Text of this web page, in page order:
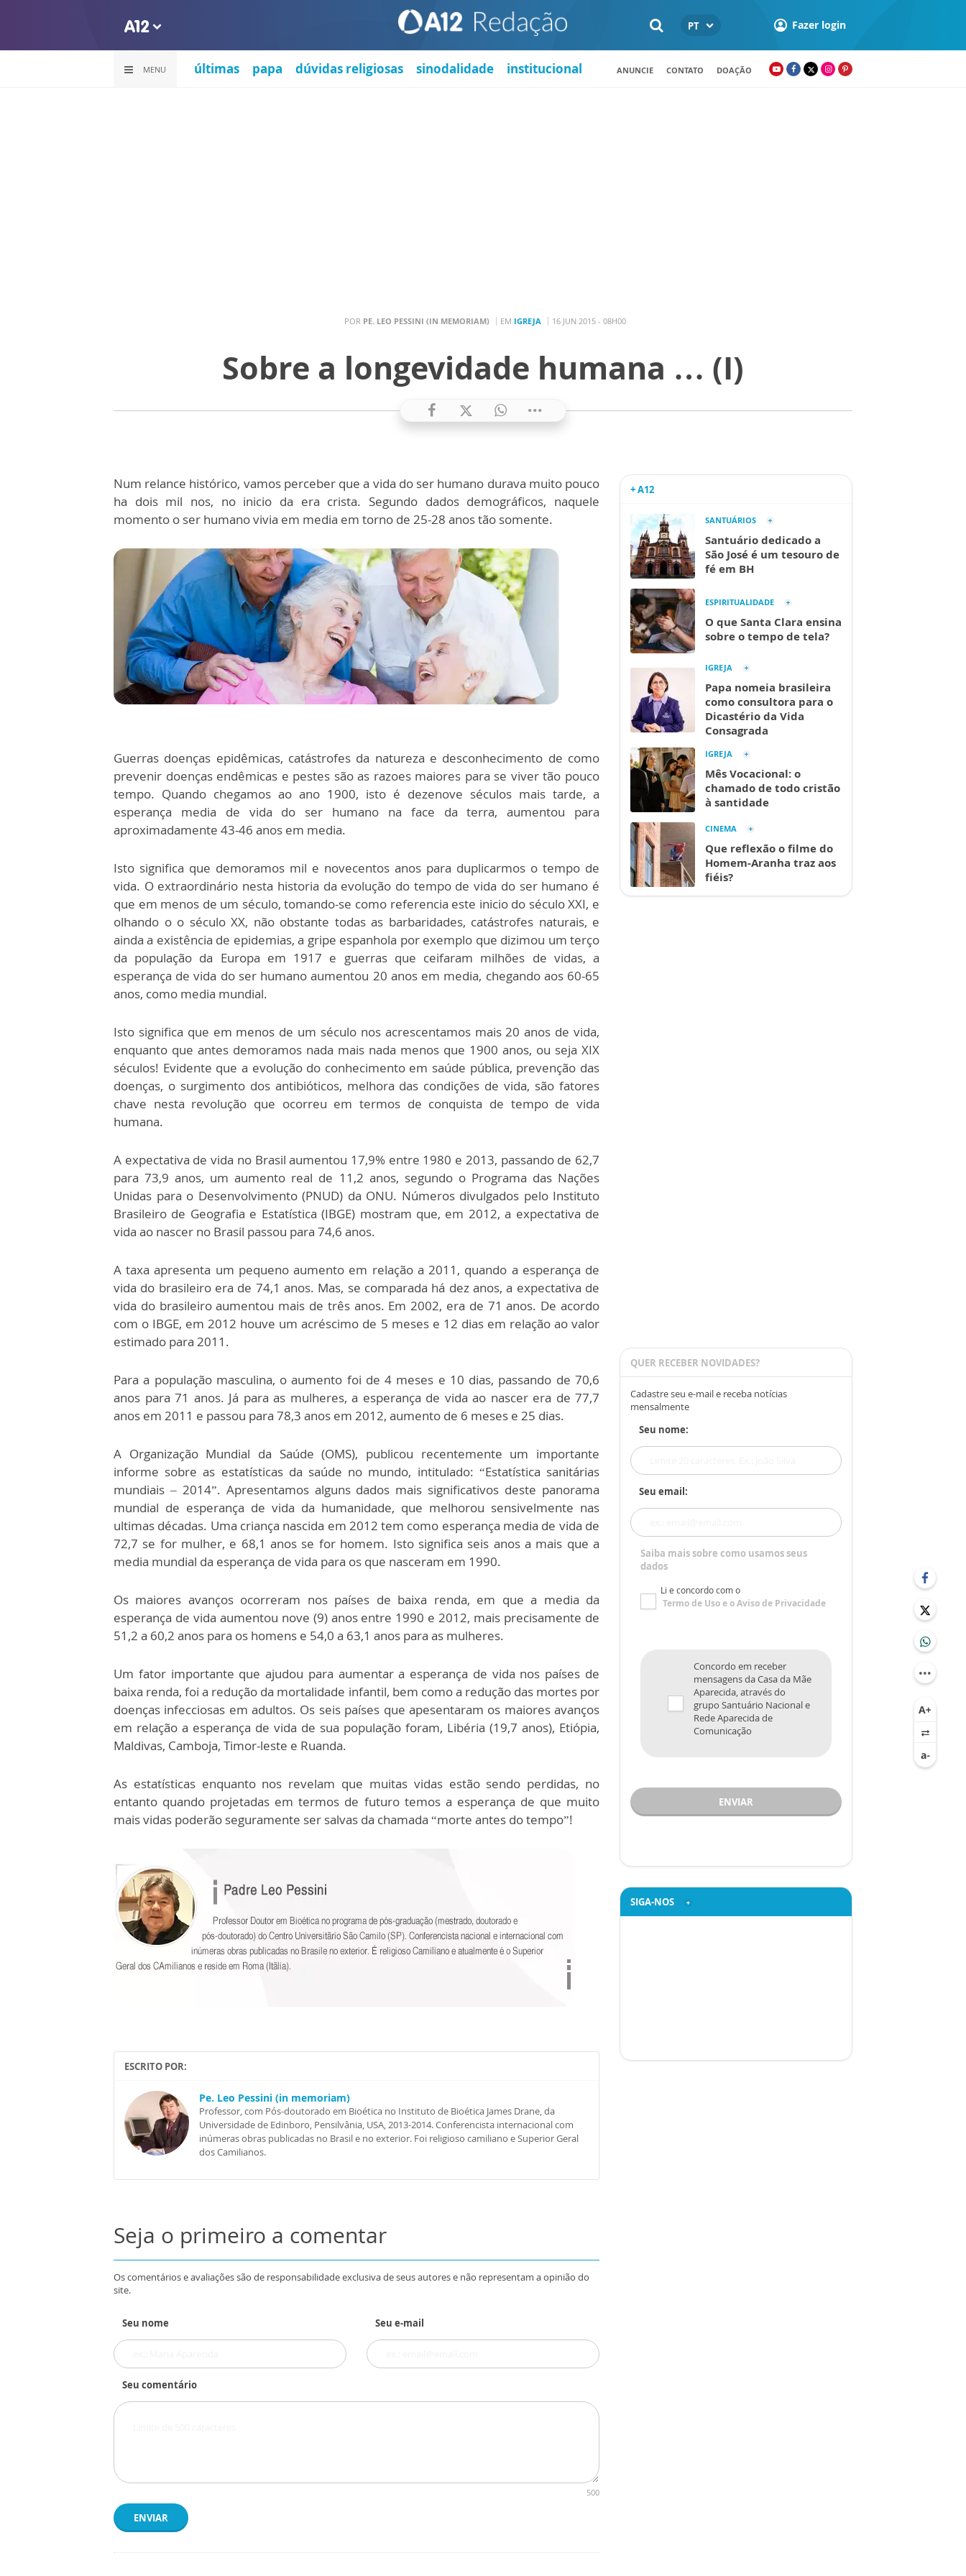
PT Fazer login
MENU últimas papa dúvidas religiosas sinodalidade institucional ANUNCIE CONTATO DOAÇÃO
POR PE. LEO PESSINI (IN MEMORIAM) EM IGREJA 16 JUN 2015 - 08H00
Sobre a longevidade humana … (I)
Num relance histórico, vamos perceber que a vida do ser humano durava muito pouco
ha dois mil nos, no inicio da era crista. Segundo dados demográficos, naquele
momento o ser humano vivia em media em torno de 25-28 anos tão somente.
Guerras doenças epidêmicas, catástrofes da natureza e desconhecimento de como
prevenir doenças endêmicas e pestes são as razoes maiores para se viver tão pouco
tempo. Quando chegamos ao ano 1900, isto é dezenove séculos mais tarde, a
esperança media de vida do ser humano na face da terra, aumentou para
aproximadamente 43-46 anos em media.
Isto significa que demoramos mil e novecentos anos para duplicarmos o tempo de
vida. O extraordinário nesta historia da evolução do tempo de vida do ser humano é
que em menos de um século, tomando-se como referencia este inicio do século XXI, e
olhando o o século XX, não obstante todas as barbaridades, catástrofes naturais, e
ainda a existência de epidemias, a gripe espanhola por exemplo que dizimou um terço
da população da Europa em 1917 e guerras que ceifaram milhões de vidas, a
esperança de vida do ser humano aumentou 20 anos em media, chegando aos 60-65
anos, como media mundial.
Isto significa que em menos de um século nos acrescentamos mais 20 anos de vida,
enquanto que antes demoramos nada mais nada menos que 1900 anos, ou seja XIX
séculos! Evidente que a evolução do conhecimento em saúde pública, prevenção das
doenças, o surgimento dos antibióticos, melhora das condições de vida, são fatores
chave nesta revolução que ocorreu em termos de conquista de tempo de vida
humana.
A expectativa de vida no Brasil aumentou 17,9% entre 1980 e 2013, passando de 62,7
para 73,9 anos, um aumento real de 11,2 anos, segundo o Programa das Nações
Unidas para o Desenvolvimento (PNUD) da ONU. Números divulgados pelo Instituto
Brasileiro de Geografia e Estatística (IBGE) mostram que, em 2012, a expectativa de
vida ao nascer no Brasil passou para 74,6 anos.
A taxa apresenta um pequeno aumento em relação a 2011, quando a esperança de
vida do brasileiro era de 74,1 anos. Mas, se comparada há dez anos, a expectativa de
vida do brasileiro aumentou mais de três anos. Em 2002, era de 71 anos. De acordo
com o IBGE, em 2012 houve um acréscimo de 5 meses e 12 dias em relação ao valor
estimado para 2011.
Para a população masculina, o aumento foi de 4 meses e 10 dias, passando de 70,6
anos para 71 anos. Já para as mulheres, a esperança de vida ao nascer era de 77,7
anos em 2011 e passou para 78,3 anos em 2012, aumento de 6 meses e 25 dias.
A Organização Mundial da Saúde (OMS), publicou recentemente um importante
informe sobre as estatísticas da saúde no mundo, intitulado: “Estatística sanitárias
mundiais – 2014”. Apresentamos alguns dados mais significativos deste panorama
mundial de esperança de vida da humanidade, que melhorou sensivelmente nas
ultimas décadas. Uma criança nascida em 2012 tem como esperança media de vida de
72,7 se for mulher, e 68,1 anos se for homem. Isto significa seis anos a mais que a
media mundial da esperança de vida para os que nasceram em 1990.
Os maiores avanços ocorreram nos países de baixa renda, em que a media da
esperança de vida aumentou nove (9) anos entre 1990 e 2012, mais precisamente de
51,2 a 60,2 anos para os homens e 54,0 a 63,1 anos para as mulheres.
Um fator importante que ajudou para aumentar a esperança de vida nos países de
baixa renda, foi a redução da mortalidade infantil, bem como a redução das mortes por
doenças infecciosas em adultos. Os seis países que apesentaram os maiores avanços
em relação a esperança de vida de sua população foram, Libéria (19,7 anos), Etiópia,
Maldivas, Camboja, Timor-leste e Ruanda.
As estatísticas enquanto nos revelam que muitas vidas estão sendo perdidas, no
entanto quando projetadas em termos de futuro temos a esperança de que muito
mais vidas poderão seguramente ser salvas da chamada “morte antes do tempo”!
ESCRITO POR:
Pe. Leo Pessini (in memoriam)
Professor, com Pós-doutorado em Bioética no Instituto de Bioética James Drane, da
Universidade de Edinboro, Pensilvânia, USA, 2013-2014. Conferencista internacional com
inúmeras obras publicadas no Brasil e no exterior. Foi religioso camiliano e Superior Geral
dos Camilianos.
Seja o primeiro a comentar
Os comentários e avaliações são de responsabilidade exclusiva de seus autores e não representam a opinião do
site.
Seu nome Seu e-mail
Seu comentário
500
ENVIAR
+ A12
SANTUÁRIOS
Santuário dedicado a
São José é um tesouro de
fé em BH
ESPIRITUALIDADE
O que Santa Clara ensina
sobre o tempo de tela?
IGREJA
Papa nomeia brasileira
como consultora para o
Dicastério da Vida
Consagrada
IGREJA
Mês Vocacional: o
chamado de todo cristão
à santidade
CINEMA
Que reflexão o filme do
Homem-Aranha traz aos
fiéis?
QUER RECEBER NOVIDADES?
Cadastre seu e-mail e receba notícias
mensalmente
Seu nome:
Seu email:
Saiba mais sobre como usamos seus
dados
Li e concordo com o
Termo de Usoe oAviso de Privacidade
Concordo em receber
mensagens da Casa da Mãe
Aparecida, através do
grupo Santuário Nacional e
Rede Aparecida de
Comunicação
ENVIAR
SIGA-NOS